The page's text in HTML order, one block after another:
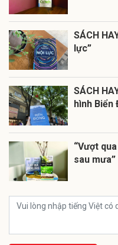
SÁCH
lực”
SÁCH
hình Biển
“Vượt
sau mưa”